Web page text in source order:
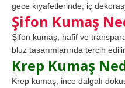
gece kıyafetlerinde, iç
Şifon Kumaş
Şifon kumaş, hafif ve
bluz tasarımlarında tercih
Krep Kumaş
Krep kumaş, ince dalgalı